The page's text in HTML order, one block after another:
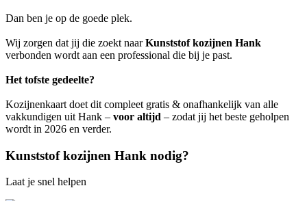
Dan ben je op de goede plek.
Wij zorgen dat jij die zoekt naarKunststof kozijnen Hank
verbonden wordt aan een professional die bij je past.
Het tofste gedeelte?
Kozijnenkaart doet dit compleet gratis & onafhankelijk van alle
vakkundigen uit Hank – voor altijd – zodat jij het beste geholpen
wordt in 2026 en verder.
Kunststof kozijnen Hank nodig?
Laat je snel helpen